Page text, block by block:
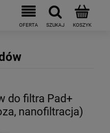
do filtra Pad+
nanofiltracja)